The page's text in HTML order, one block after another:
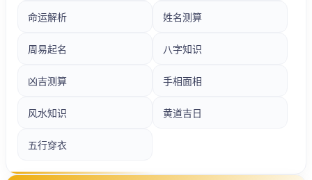
命运解析 姓名测算
周易起名 八字知识
凶吉测算 手相面相
风水知识 黄道吉日
五行穿衣